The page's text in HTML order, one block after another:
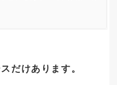
だけあります。